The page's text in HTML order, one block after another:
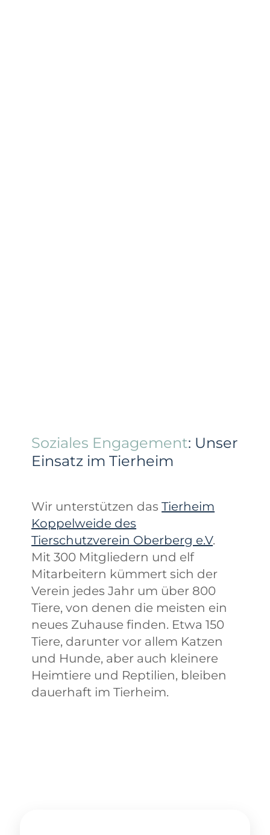
Soziales Engagement: Unser
Einsatz im Tierheim
Wir unterstützen dasTierheim
Koppelweide des
Tierschutzverein Oberberg e.V.
Mit 300 Mitgliedern und elf
Mitarbeitern kümmert sich der
Verein jedes Jahr um über 800
Tiere, von denen die meisten ein
neues Zuhause finden. Etwa 150
Tiere, darunter vor allem Katzen
und Hunde, aber auch kleinere
Heimtiere und Reptilien, bleiben
dauerhaft im Tierheim.